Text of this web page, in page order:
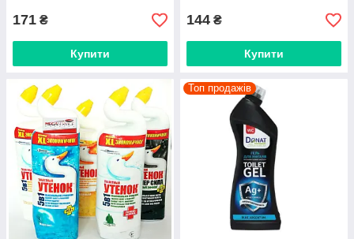
171 ₴
Купити
144 ₴
Купити
Топ продажів